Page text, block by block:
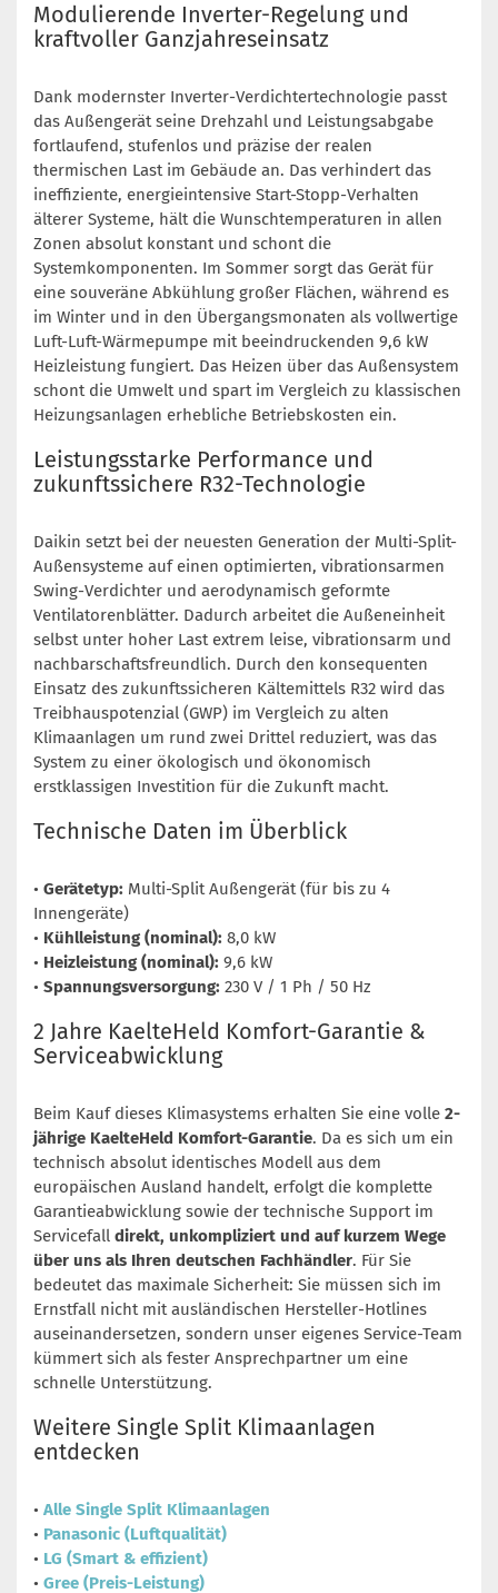
Modulierende Inverter-Regelung und
kraftvoller Ganzjahreseinsatz
Dank modernster Inverter-Verdichtertechnologie passt
das Außengerät seine Drehzahl und Leistungsabgabe
fortlaufend, stufenlos und präzise der realen
thermischen Last im Gebäude an. Das verhindert das
ineffiziente, energieintensive Start-Stopp-Verhalten
älterer Systeme, hält die Wunschtemperaturen in allen
Zonen absolut konstant und schont die
Systemkomponenten. Im Sommer sorgt das Gerät für
eine souveräne Abkühlung großer Flächen, während es
im Winter und in den Übergangsmonaten als vollwertige
Luft-Luft-Wärmepumpe mit beeindruckenden 9,6 kW
Heizleistung fungiert. Das Heizen über das Außensystem
schont die Umwelt und spart im Vergleich zu klassischen
Heizungsanlagen erhebliche Betriebskosten ein.
Leistungsstarke Performance und
zukunftssichere R32-Technologie
Daikin setzt bei der neuesten Generation der Multi-Split-
Außensysteme auf einen optimierten, vibrationsarmen
Swing-Verdichter und aerodynamisch geformte
Ventilatorenblätter. Dadurch arbeitet die Außeneinheit
selbst unter hoher Last extrem leise, vibrationsarm und
nachbarschaftsfreundlich. Durch den konsequenten
Einsatz des zukunftssicheren Kältemittels R32 wird das
Treibhauspotenzial (GWP) im Vergleich zu alten
Klimaanlagen um rund zwei Drittel reduziert, was das
System zu einer ökologisch und ökonomisch
erstklassigen Investition für die Zukunft macht.
Technische Daten im Überblick
• Gerätetyp: Multi-Split Außengerät (für bis zu 4
Innengeräte)
• Kühlleistung (nominal): 8,0 kW
• Heizleistung (nominal): 9,6 kW
• Spannungsversorgung: 230 V / 1 Ph / 50 Hz
2 Jahre KaelteHeld Komfort-Garantie &
Serviceabwicklung
Beim Kauf dieses Klimasystems erhalten Sie eine volle 2-
jährige KaelteHeld Komfort-Garantie. Da es sich um ein
technisch absolut identisches Modell aus dem
europäischen Ausland handelt, erfolgt die komplette
Garantieabwicklung sowie der technische Support im
Servicefall direkt, unkompliziert und auf kurzem Wege
über uns als Ihren deutschen Fachhändler. Für Sie
bedeutet das maximale Sicherheit: Sie müssen sich im
Ernstfall nicht mit ausländischen Hersteller-Hotlines
auseinandersetzen, sondern unser eigenes Service-Team
kümmert sich als fester Ansprechpartner um eine
schnelle Unterstützung.
Weitere Single Split Klimaanlagen
entdecken
• Alle Single Split Klimaanlagen
• Panasonic (Luftqualität)
• LG (Smart & effizient)
• Gree (Preis-Leistung)